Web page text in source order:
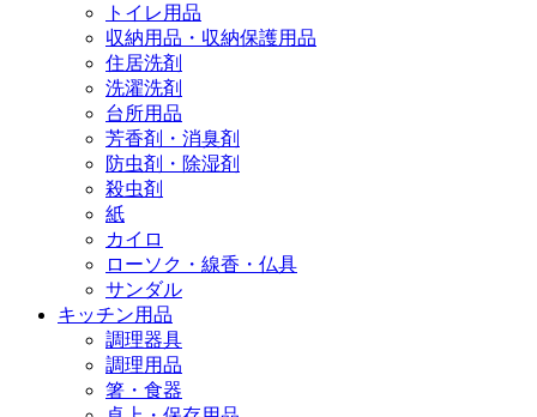
トイレ用品
収納用品・収納保護用品
住居洗剤
洗濯洗剤
台所用品
芳香剤・消臭剤
防虫剤・除湿剤
殺虫剤
紙
カイロ
ローソク・線香・仏具
サンダル
キッチン用品
調理器具
調理用品
箸・食器